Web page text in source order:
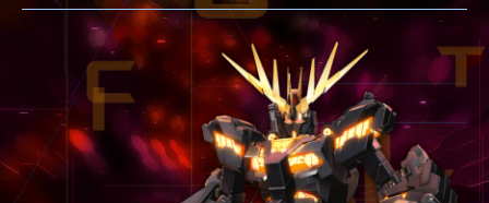
オーバーブースト
XVOOST
クロスブースト
EXVS2
エクストリームバーサス2
MAXI BOOST ON
マキシブーストオン
BEGINNER'S GUIDE
初心者指南
TECHNIQUE